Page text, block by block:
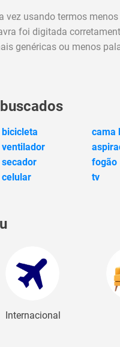
vez usando termos
foi digitada
genéricas ou menos
bicicleta cama
ventilador
secador fogão
celular tv
Internacional